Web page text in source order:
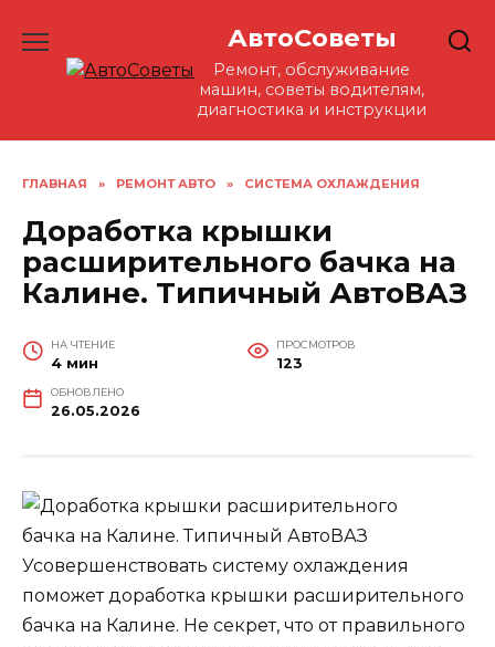
содержанию
АвтоСоветы
Ремонт, обслуживание
машин, советы водителям,
диагностика и инструкции
ГЛАВНАЯ » РЕМОНТ АВТО » СИСТЕМА ОХЛАЖДЕНИЯ
Доработка крышки
расширительного бачка на
Калине. Типичный АвтоВАЗ
НА ЧТЕНИЕ
4 мин
ПРОСМОТРОВ
123
ОБНОВЛЕНО
26.05.2026
Усовершенствовать систему охлаждения
поможет доработка крышки расширительного
бачка на Калине. Не секрет, что от правильного